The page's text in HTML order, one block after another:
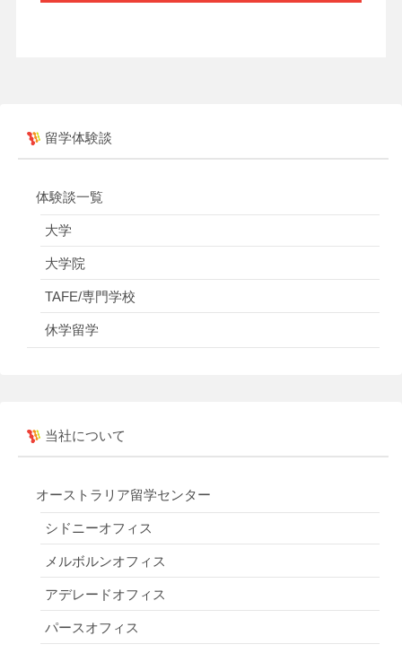
留学体験談
体験談一覧
大学
大学院
TAFE/専門学校
休学留学
当社について
オーストラリア留学センター
シドニーオフィス
メルボルンオフィス
アデレードオフィス
パースオフィス